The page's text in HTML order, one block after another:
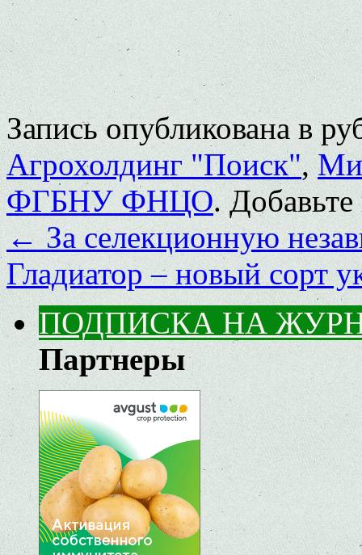
Запись опубликована в
Агрохолдинг "Поиск",
ФГБНУ ФНЦО.
←За селекционную
Гладиатор – новый сорт
ПОДПИСКА НА
Партнеры